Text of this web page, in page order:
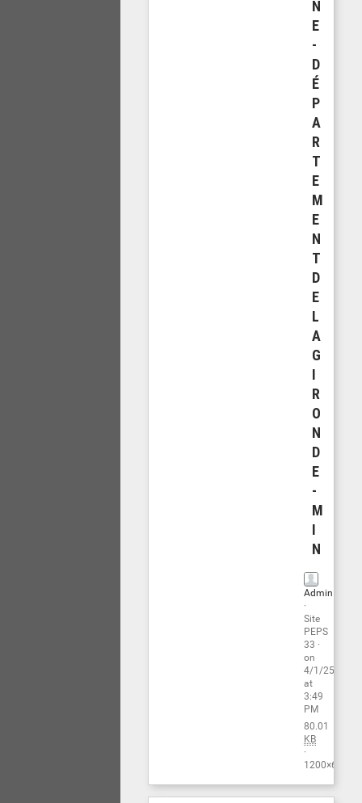
N
E
-
D
É
P
A
R
T
E
M
E
N
T
D
E
L
A
G
I
R
O
N
D
E
-
M
I
N
Admin
·
Site
PEPS
33 ·
on
4/1/25
at
3:49
PM
80.01
KB
·
1200×606